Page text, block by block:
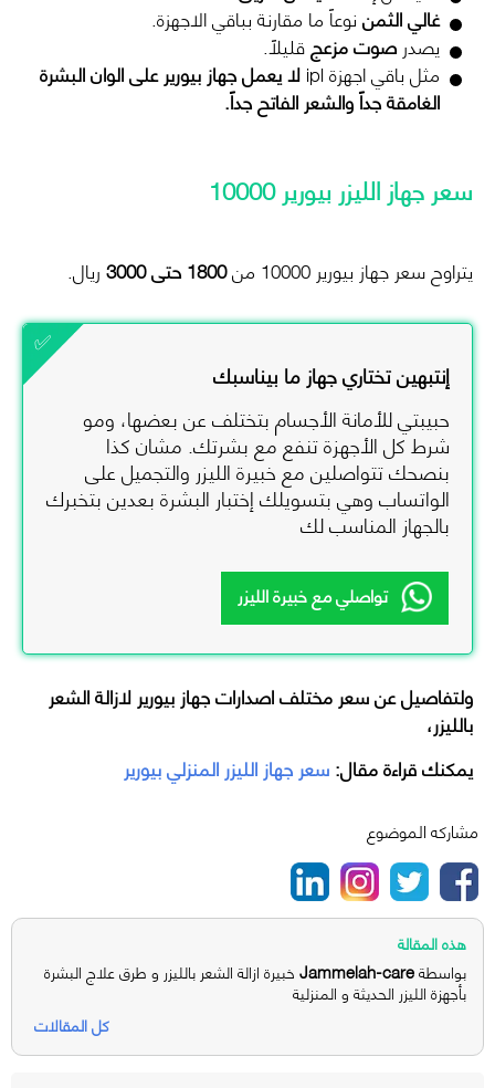
غالي الثمننوعاً ما مقارنة بباقي الاجهزة.
يصدر صوت مزعجقليلاً.
مثل باقي اجهزة ipl لا يعمل جهاز بيورير على الوان البشرة
الغامقة جداً والشعر الفاتح جداً.
سعر جهاز الليزر بيورير 10000
يتراوح سعر جهاز بيورير 10000 من 1800 حتى 3000 ريال.
إنتبهين تختاري جهاز ما بيناسبك
حبيبتي للأمانة الأجسام بتختلف عن بعضها، ومو
شرط كل الأجهزة تنفع مع بشرتك. مشان كذا
بنصحك تتواصلين مع خبيرة الليزر والتجميل على
الواتساب وهي بتسويلك إختبار البشرة بعدين بتخبرك
بالجهاز المناسب لك
تواصلي مع خبيرة الليزر
ولتفاصيل عن سعر مختلف اصدارات جهاز بيورير لازالة الشعر
بالليزر،
يمكنك قراءة مقال:سعر جهاز الليزر المنزلي بيورير
مشاركه الموضوع
هذه المقالة
بواسطةJammelah-care خبيرة ازالة الشعر بالليزر و طرق علاج البشرة
بأجهزة الليزر الحديثة و المنزلية
كل المقالات